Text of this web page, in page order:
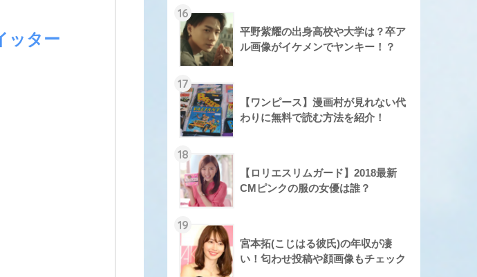
ッター
16
平野紫耀の出身高校や大学は？卒ア
ル画像がイケメンでヤンキー！？
17
【ワンピース】漫画村が見れない代
わりに無料で読む方法を紹介！
18
【ロリエスリムガード】2018最新
CMピンクの服の女優は誰？
19
宮本拓(こじはる彼氏)の年収が凄
い！匂わせ投稿や顔画像もチェック